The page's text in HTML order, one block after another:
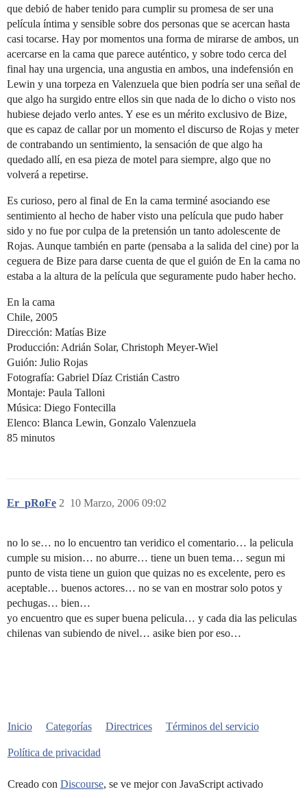
que debió de haber tenido para cumplir su promesa de ser una
película íntima y sensible sobre dos personas que se acercan hasta
casi tocarse. Hay por momentos una forma de mirarse de ambos, un
acercarse en la cama que parece auténtico, y sobre todo cerca del
final hay una urgencia, una angustia en ambos, una indefensión en
Lewin y una torpeza en Valenzuela que bien podría ser una señal de
que algo ha surgido entre ellos sin que nada de lo dicho o visto nos
hubiese dejado verlo antes. Y ese es un mérito exclusivo de Bize,
que es capaz de callar por un momento el discurso de Rojas y meter
de contrabando un sentimiento, la sensación de que algo ha
quedado allí, en esa pieza de motel para siempre, algo que no
volverá a repetirse.
Es curioso, pero al final de En la cama terminé asociando ese
sentimiento al hecho de haber visto una película que pudo haber
sido y no fue por culpa de la pretensión un tanto adolescente de
Rojas. Aunque también en parte (pensaba a la salida del cine) por la
ceguera de Bize para darse cuenta de que el guión de En la cama no
estaba a la altura de la película que seguramente pudo haber hecho.
En la cama
Chile, 2005
Dirección: Matías Bize
Producción: Adrián Solar, Christoph Meyer-Wiel
Guión: Julio Rojas
Fotografía: Gabriel Díaz Cristián Castro
Montaje: Paula Talloni
Música: Diego Fontecilla
Elenco: Blanca Lewin, Gonzalo Valenzuela
85 minutos
Er_pRoFe 10 Marzo, 2006 09:02
2
no lo se… no lo encuentro tan veridico el comentario… la pelicula
cumple su mision… no aburre… tiene un buen tema… segun mi
punto de vista tiene un guion que quizas no es excelente, pero es
aceptable… buenos actores… no se van en mostrar solo potos y
pechugas… bien…
yo encuentro que es super buena pelicula… y cada dia las peliculas
chilenas van subiendo de nivel… asike bien por eso…
Inicio Categorías Directrices Términos del servicio
Política de privacidad
Creado con Discourse, se ve mejor con JavaScript activado